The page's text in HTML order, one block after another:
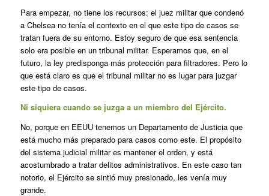
Para empezar, no tiene los recursos: el juez militar que condenó
a Chelsea no tenía el contexto en el que este tipo de casos se
tratan fuera de su entorno. Estoy seguro de que esa sentencia
solo era posible en un tribunal militar. Esperamos que, en el
futuro, la ley predisponga más protección para filtradores. Pero lo
que está claro es que el tribunal militar no es lugar para juzgar
este tipo de casos.
Ni siquiera cuando se juzga a un miembro del Ejército.
No, porque en EEUU tenemos un Departamento de Justicia que
está mucho más preparado para casos como este. El propósito
del sistema judicial militar es mantener el orden, y está
acostumbrado a tratar delitos administrativos. En este caso tan
notorio, el Ejército se sintió muy presionado, les venía muy
grande.